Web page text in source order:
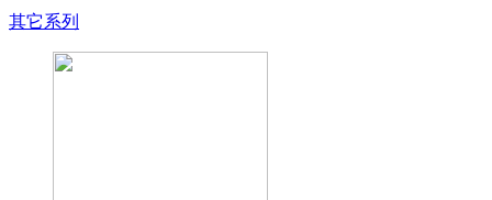
其它系列